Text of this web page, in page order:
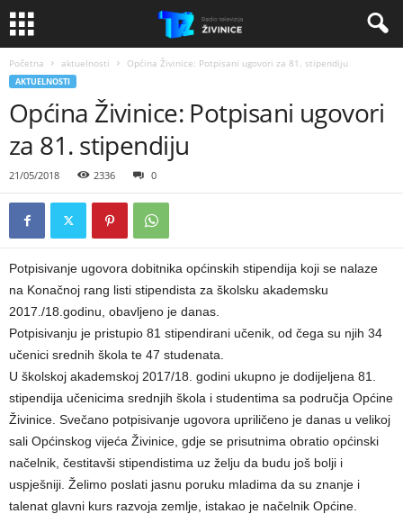
Početna aktuelnosti Općina Živinice: Potpisani ugovori za 81. stipendiju
AKTUELNOSTI
Općina Živinice: Potpisani ugovori
za 81. stipendiju
21/05/2018 2336 0
Potpisivanje ugovora dobitnika općinskih stipendija koji se nalaze
na Konačnoj rang listi stipendista za školsku akademsku
2017./18.godinu, obavljeno je danas.
Potpisivanju je pristupio 81 stipendirani učenik, od čega su njih 34
učenici srednih škola te 47 studenata.
U školskoj akademskoj 2017/18. godini ukupno je dodijeljena 81.
stipendija učenicima srednjih škola i studentima sa područja Općine
Živinice. Svečano potpisivanje ugovora upriličeno je danas u velikoj
sali Općinskog vijeća Živinice, gdje se prisutnima obratio općinski
načelnik, čestitavši stipendistima uz želju da budu još bolji i
uspješniji. Želimo poslati jasnu poruku mladima da su znanje i
talenat glavni kurs razvoja zemlje, istakao je načelnik Općine.